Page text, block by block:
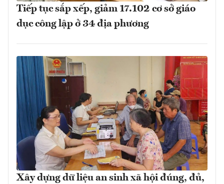
Tiếp tục sắp xếp, giảm 17.102 cơ sở giáo
dục công lập ở 34 địa phương
Xây dựng dữ liệu an sinh xã hội đúng, đủ,